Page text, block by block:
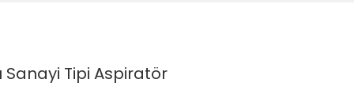
Sanayi Tipi Aspiratör